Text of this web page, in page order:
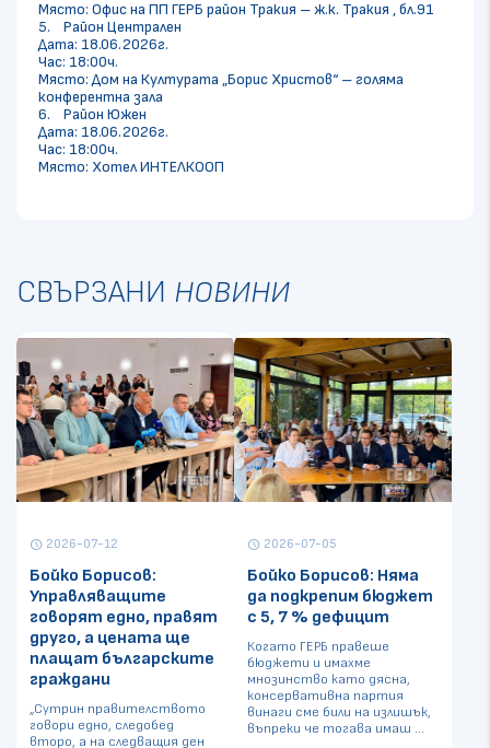
Място: Офис на ПП ГЕРБ район Тракия – ж.к. Тракия , бл.91
5. Район Централен
Дата: 18.06.2026г.
Час: 18:00ч.
Място: Дом на Културата „Борис Христов“ – голяма
конферентна зала
6. Район Южен
Дата: 18.06.2026г.
Час: 18:00ч.
Място: Хотел ИНТЕЛКООП
СВЪРЗАНИ НОВИНИ
schedule 2026-07-12
Бойко Борисов:
Управляващите
говорят едно, правят
друго, а цената ще
плащат българските
граждани
„Сутрин правителството
говори едно, следобед
второ, а на следващия ден
schedule 2026-07-05
Бойко Борисов: Няма
да подкрепим бюджет
с 5, 7 % дефицит
Когато ГЕРБ правеше
бюджети и имахме
мнозинство като дясна,
консервативна партия
винаги сме били на излишък,
въпреки че тогава имаш ...